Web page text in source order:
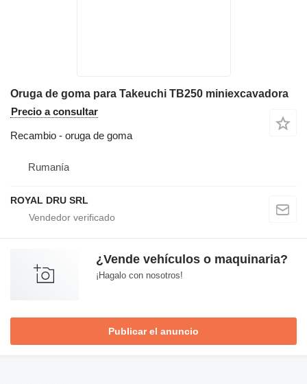
Oruga de goma para Takeuchi TB250 miniexcavadora
Precio a consultar
Recambio - oruga de goma
Rumanía
ROYAL DRU SRL
¿Vende vehículos o maquinaria?
¡Hagalo con nosotros!
Publicar el anuncio